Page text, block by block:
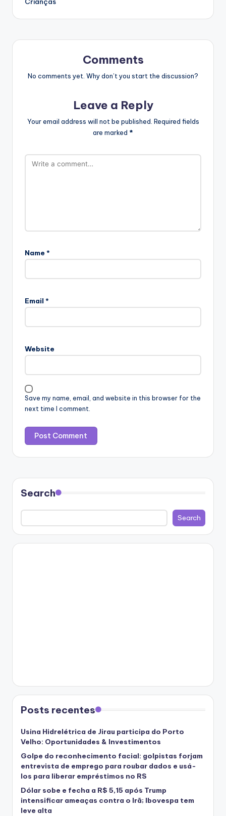
Comments
No comments yet. Why don’t you start the discussion?
Leave a Reply
Your email address will not be published. Required fields
are marked *
Name *
Email *
Website
Save my name, email, and website in this browser for the
next time I comment.
Search
Search
Posts recentes
Usina Hidrelétrica de Jirau participa do Porto
Velho: Oportunidades & Investimentos
Golpe do reconhecimento facial: golpistas forjam
entrevista de emprego para roubar dados e usá-
los para liberar empréstimos no RS
Dólar sobe e fecha a R$ 5,15 após Trump
intensificar ameaças contra o Irã; Ibovespa tem
leve alta